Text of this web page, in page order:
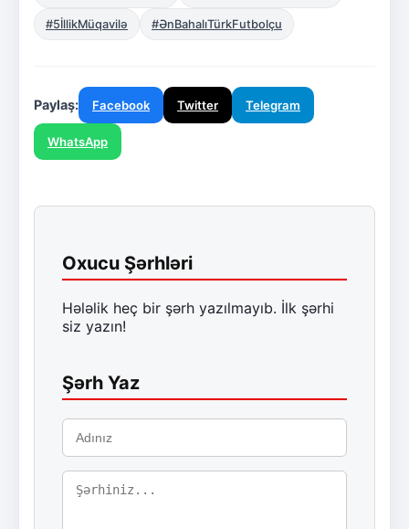
#5İllikMüqavilə #ƏnBahalıTürkFutbolçu
Paylaş: Facebook Twitter Telegram
WhatsApp
Oxucu Şərhləri
Hələlik heç bir şərh yazılmayıb. İlk şərhi
siz yazın!
Şərh Yaz